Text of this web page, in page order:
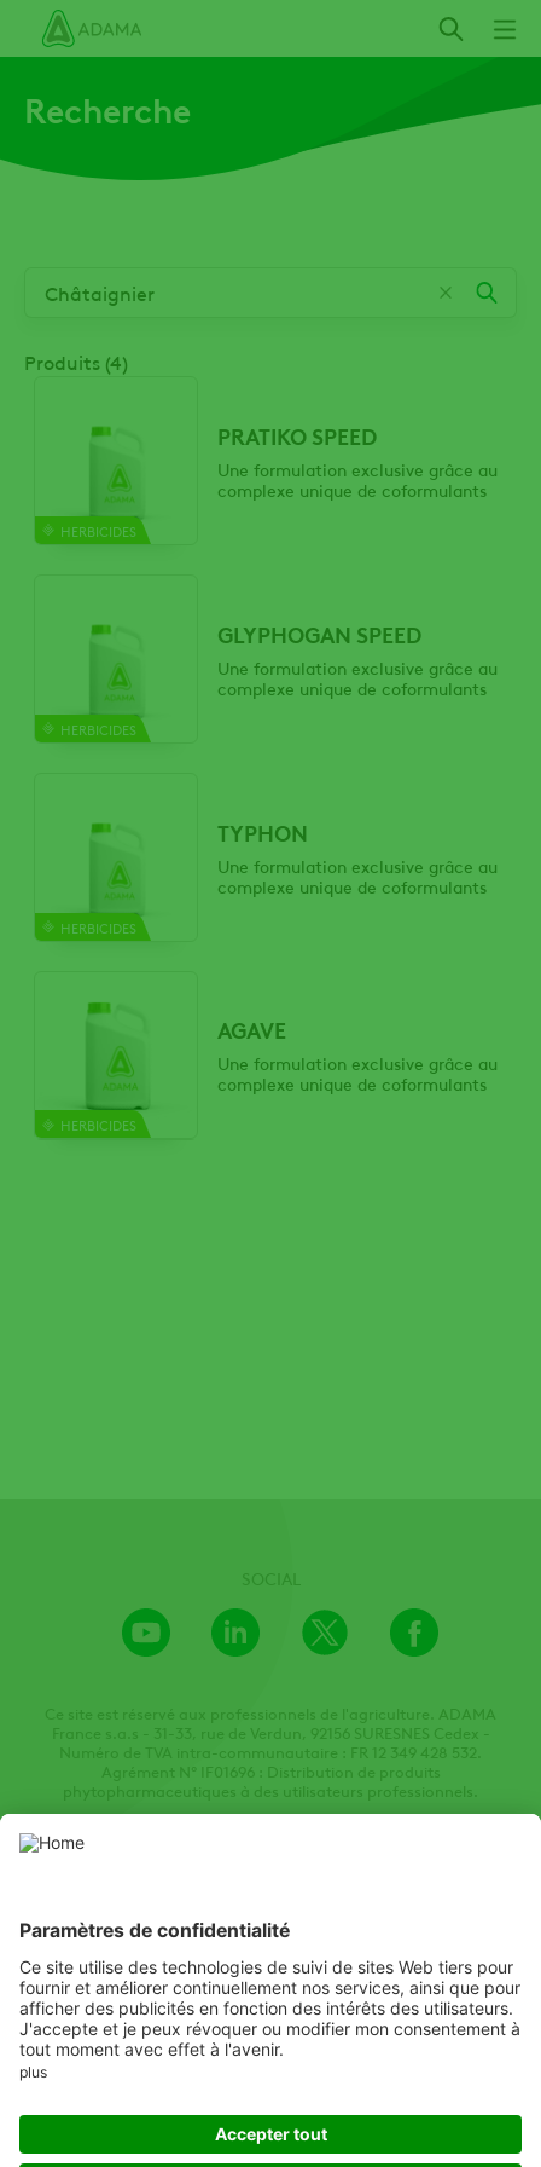
principal
Recherche
Produits (4)
HERBICIDES
PRATIKO SPEED
Une formulation exclusive grâce au
complexe unique de coformulants
HERBICIDES
GLYPHOGAN SPEED
Une formulation exclusive grâce au
complexe unique de coformulants
HERBICIDES
TYPHON
Une formulation exclusive grâce au
complexe unique de coformulants
HERBICIDES
AGAVE
Une formulation exclusive grâce au
complexe unique de coformulants
Youtube
Channel
LinkedIn
Ce site est réservé aux professionnels de l'agriculture. ADAMA
France s.a.s - 31-33, rue de Verdun, 92156 SURESNES Cedex -
Numéro de TVA intra-communautaire : FR 12 349 428 532.
Agrément N° IF01696 : Distribution de produits
phytopharmaceutiques à des utilisateurs professionnels.
Ce site web présente des produits phytopharmaceutiques autorisés
par les autorités locales de protection des végétaux compétentes.
instructions supplémentaires, aux pictogrammes et aux mentions
de danger pour assurer une utilisation sûre du produit.
Legal
Mentions légales Politique de confidentialité
Listen Learn Deliver